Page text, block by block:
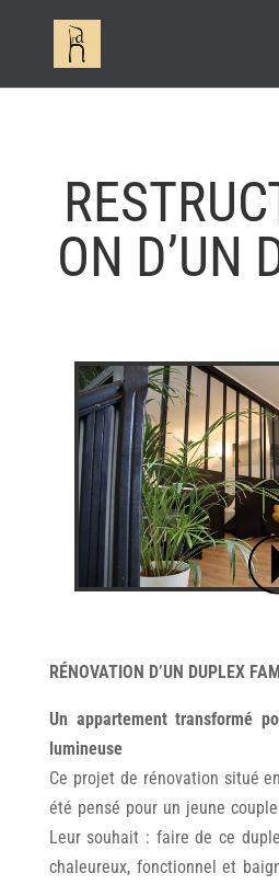
ON D’UN
RÉNOVATION D’UN DUPLEX
Un appartement transformé
lumineuse
Ce projet de rénovation situé
été pensé pour un jeune
Leur souhait : faire de ce
chaleureux, fonctionnel et